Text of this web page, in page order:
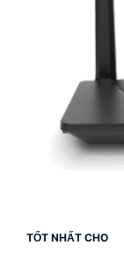
TỐT NHẤT CHO